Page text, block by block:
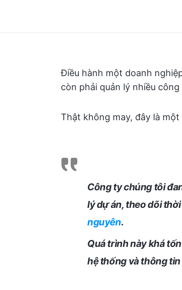
Điều hành một doanh
còn phải quản lý nhiều
Thật không may, đây là
Công ty chúng tôi
lý dự án, theo dõi
nguyên.
Quá trình này khá
hệ thống và thông